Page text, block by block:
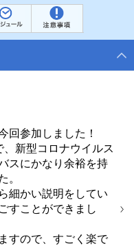
回参加しました！
新型コロナウイルス
スにかなり余裕を持
。
細かい説明をしてい
すことができまし
すので、すごく楽で